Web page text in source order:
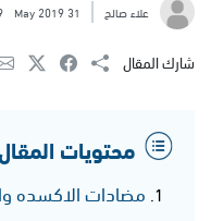
علاء صالح 31 May 2019
شارك المقال
محتويات
مضادات الاكسده